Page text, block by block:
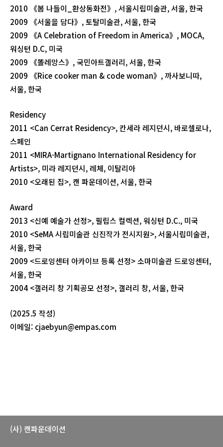
2010 《봄 나들이_환상동화전》, 서울시립미술관, 서울, 한국
2009 《서울을 담다》, 토탈미술관, 서울, 한국
2009 《A Celebration of Freedom in America》, MOCA,
워싱턴 D.C, 미국
2009 《똘레망스》, 국민아트갤러리, 서울, 한국
2009 《Rice cooker man & code woman》, 까사보니따,
서울, 한국
Residency
2011 <Can Cerrat Residency>, 칸세라 레지던시, 바로셀로나,
스페인
2011 <MIRA-Martignano International Residency for
Artists>, 미라 레지던시, 레체, 이탈리아
2010 <오래된 집>, 캔 파운데이션, 서울, 한국
Award
2013 <신예 예술가 선정>, 필립스 컬렉션, 워싱턴 D.C., 미국
2010 <SeMA 시립미술관 신진작가 전시지원>, 서울시립미술관,
서울, 한국
2009 <드로잉센터 아카이브 등록 선정> 소마미술관 드로잉센터,
서울, 한국
2004 <갤러리 창 기획공모 선정>, 갤러리 창, 서울, 한국
(2025.5 작성)
이메일: cjaebyun@empas.com
(사) 캔파운데이션